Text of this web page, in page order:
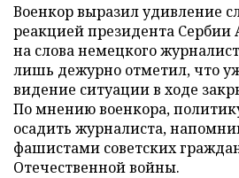
Военкор выразил удивление
реакцией президента Сербии
на слова немецкого
лишь дежурно отметил, что
видение ситуации в ходе
По мнению военкора,
осадить журналиста,
фашистами советских
Отечественной войны.